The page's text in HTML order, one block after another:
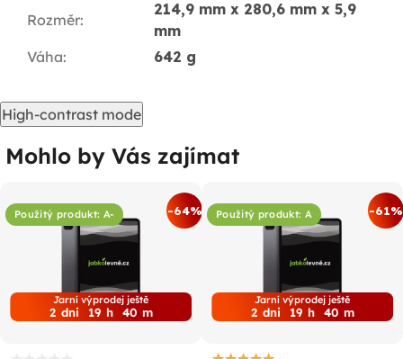
Rozměr:
214,9 mm x 280,6 mm x 5,9
mm
Váha: 642 g
High-contrast mode
Mohlo by Vás zajímat
Použitý produkt: A- -64%
Jarní výprodej ještě
2 dni 19 h 40 m
Použitý produkt: A -61%
Jarní výprodej ještě
2 dni 19 h 40 m